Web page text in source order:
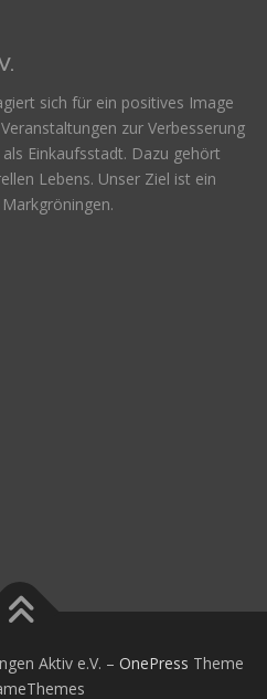
sich für ein positives Image
zur Verbesserung
Einkaufsstadt. Dazu gehört
Lebens. Unser Ziel ist ein
Aktiv e.V. – OnePress Theme